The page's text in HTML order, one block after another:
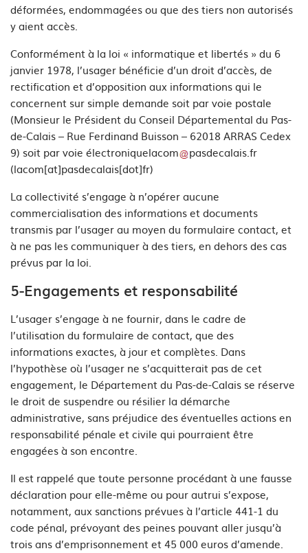
déformées, endommagées ou que des tiers non autorisés
y aient accès.
Conformément à la loi « informatique et libertés » du 6
janvier 1978, l’usager bénéficie d’un droit d’accès, de
rectification et d’opposition aux informations qui le
concernent sur simple demande soit par voie postale
(Monsieur le Président du Conseil Départemental du Pas-
de-Calais – Rue Ferdinand Buisson – 62018 ARRAS Cedex
9) soit par voie électroniquelacom pasdecalais.fr
(lacom[at]pasdecalais[dot]fr)
La collectivité s’engage à n’opérer aucune
commercialisation des informations et documents
transmis par l’usager au moyen du formulaire contact, et
à ne pas les communiquer à des tiers, en dehors des cas
prévus par la loi.
5-Engagements et responsabilité
L’usager s’engage à ne fournir, dans le cadre de
l’utilisation du formulaire de contact, que des
informations exactes, à jour et complètes. Dans
l’hypothèse où l’usager ne s’acquitterait pas de cet
engagement, le Département du Pas-de-Calais se réserve
le droit de suspendre ou résilier la démarche
administrative, sans préjudice des éventuelles actions en
responsabilité pénale et civile qui pourraient être
engagées à son encontre.
Il est rappelé que toute personne procédant à une fausse
déclaration pour elle-même ou pour autrui s’expose,
notamment, aux sanctions prévues à l’article 441-1 du
code pénal, prévoyant des peines pouvant aller jusqu’à
trois ans d’emprisonnement et 45 000 euros d’amende.